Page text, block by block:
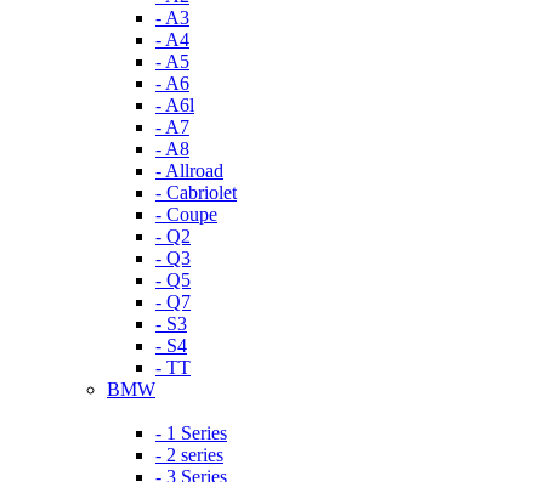
- A3
- A4
- A5
- A6
- A6l
- A7
- A8
- Allroad
- Cabriolet
- Coupe
- Q2
- Q3
- Q5
- Q7
- S3
- S4
- TT
BMW
- 1 Series
- 2 series
- 3 Series